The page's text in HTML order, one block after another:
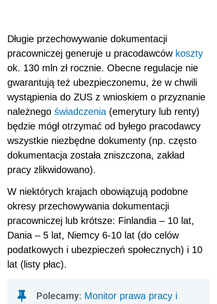
Długie przechowywanie dokumentacji
pracowniczej generuje u pracodawców koszty
ok. 130 mln zł rocznie. Obecne regulacje nie
gwarantują też ubezpieczonemu, że w chwili
wystąpienia do ZUS z wnioskiem o przyznanie
należnego świadczenia (emerytury lub renty)
będzie mógł otrzymać od byłego pracodawcy
wszystkie niezbędne dokumenty (np. często
dokumentacja została zniszczona, zakład
pracy zlikwidowano).
W niektórych krajach obowiązują podobne
okresy przechowywania dokumentacji
pracowniczej lub krótsze: Finlandia – 10 lat,
Dania – 5 lat, Niemcy 6-10 lat (do celów
podatkowych i ubezpieczeń społecznych) i 10
lat (listy płac).
Polecamy: Monitor prawa pracy i